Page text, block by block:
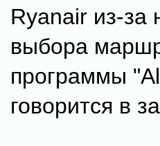
Ryanair из-за
выбора
программы
говорится в